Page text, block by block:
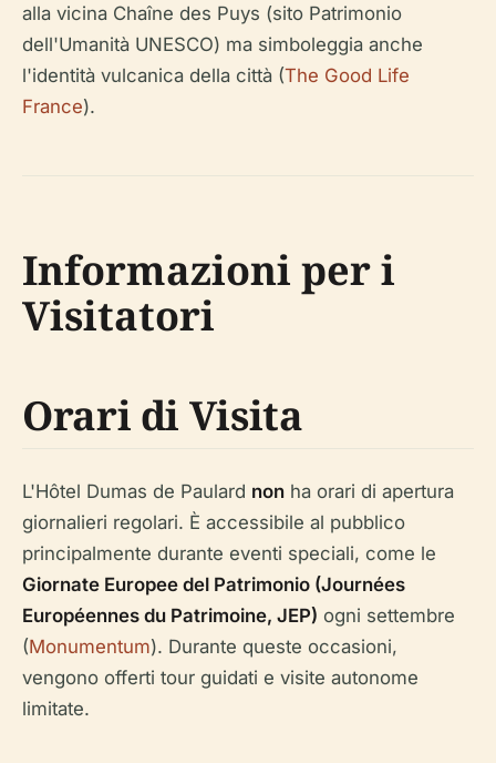
alla vicina Chaîne des Puys (sito Patrimonio
dell'Umanità UNESCO) ma simboleggia anche
l'identità vulcanica della città (The Good Life
France).
Informazioni per i
Visitatori
Orari di Visita
L'Hôtel Dumas de Paulard non ha orari di apertura
giornalieri regolari. È accessibile al pubblico
principalmente durante eventi speciali, come le
Giornate Europee del Patrimonio (Journées
Européennes du Patrimoine, JEP) ogni settembre
(Monumentum). Durante queste occasioni,
vengono offerti tour guidati e visite autonome
limitate.